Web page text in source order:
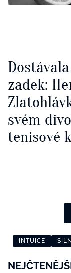
zadek:
svém
tenisové
INTUICE